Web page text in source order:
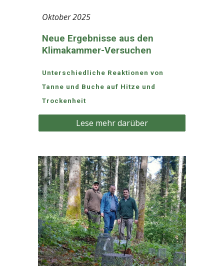
Oktober2025
Neue Ergebnisse aus den
Klimakammer-Versuchen
Unterschiedliche Reaktionen von
Tanne und Buche auf Hitze und
Trockenheit
Lese mehr darüber